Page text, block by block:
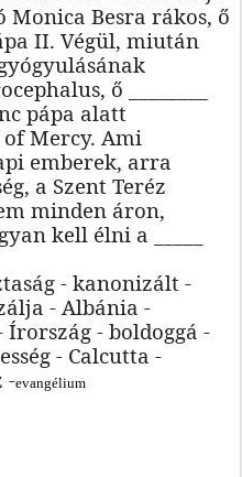
Besra rákos, ő
II. Végül, miután
ő ________
pápa alatt
Mercy. Ami
emberek, arra
a Szent Teréz
minden áron,
kell élni a _____
- kanonizált -
- Albánia -
- boldoggá -
- Calcutta -
-evangélium